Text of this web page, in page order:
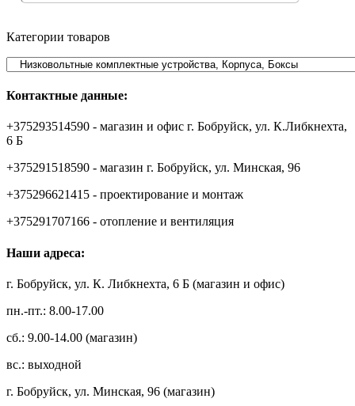
Категории товаров
Контактные данные:
+375293514590 - магазин и офис г. Бобруйск, ул. К.Либкнехта,
6 Б
+375291518590 - магазин г. Бобруйск, ул. Минская, 96
+375296621415 - проектирование и монтаж
+375291707166 - отопление и вентиляция
Наши адреса:
г. Бобруйск, ул. К. Либкнехта, 6 Б (магазин и офис)
пн.-пт.: 8.00-17.00
сб.: 9.00-14.00 (магазин)
вс.: выходной
г. Бобруйск, ул. Минская, 96 (магазин)